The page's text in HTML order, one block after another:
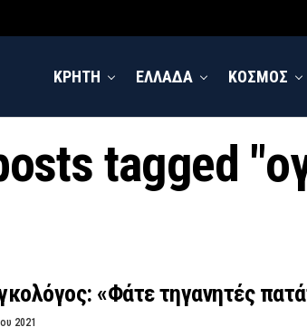
ΚΡΗΤΗ ΕΛΛΑΔΑ ΚΟΣΜΟΣ
tagged
«Φάτε τηγανητές
2021